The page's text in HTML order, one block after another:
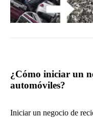
¿Cómo iniciar un
automóviles?
Iniciar un negocio de